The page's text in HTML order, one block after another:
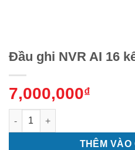
Đầu ghi NVR AI 16
7,000,000₫
Đầu ghi NVR AI 16 kênh Bae
THÊM VÀO